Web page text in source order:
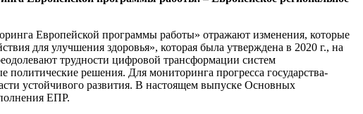
Европейской программы работы» отражают изменения, которые
для улучшения здоровья», которая была утверждена в 2020 г., на
трудности цифровой трансформации систем
решения. Для мониторинга прогресса государства-
устойчивого развития. В настоящем выпуске Основных
ЕПР.